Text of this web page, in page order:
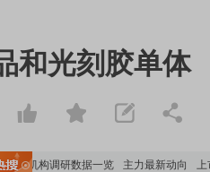
和光刻胶单体
机构调研数据一览 主力最新动向 上市